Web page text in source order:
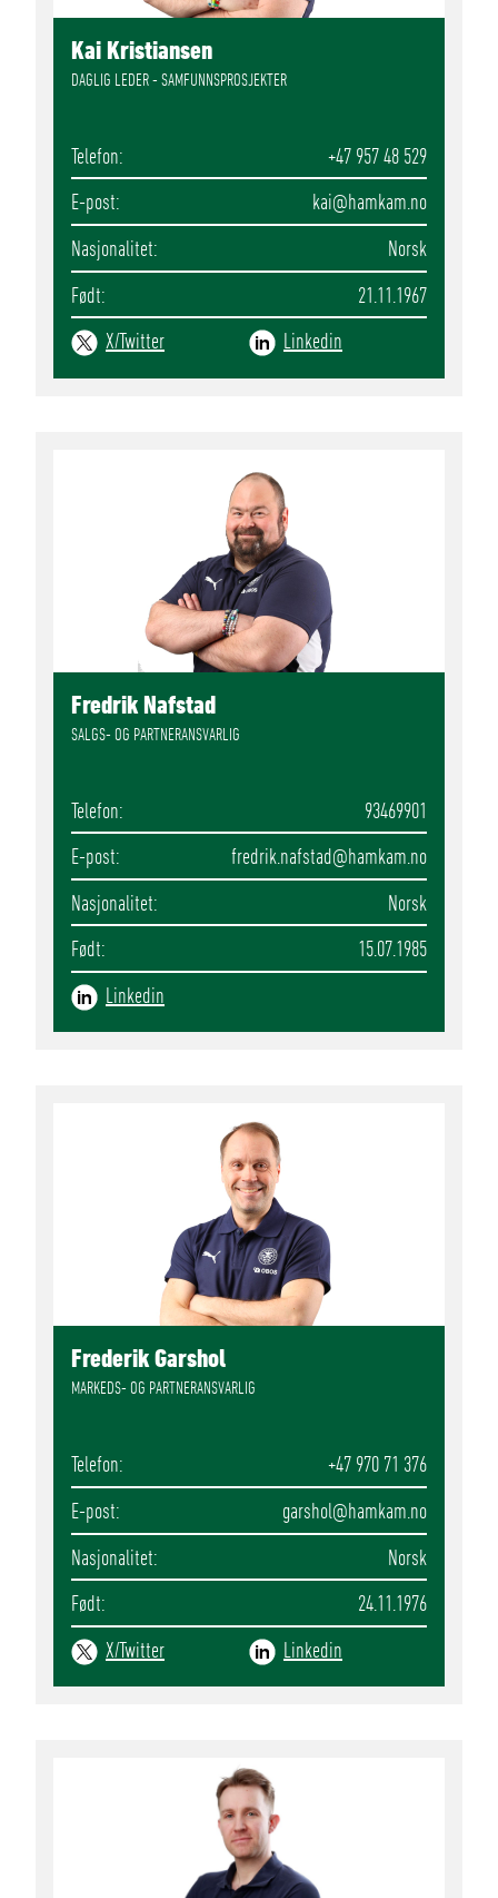
Kai Kristiansen
DAGLIG LEDER - SAMFUNNSPROSJEKTER
Telefon
+47 957 48 529
E-post
kai@hamkam.no
Nasjonalitet
Norsk
Født
21.11.1967
X/Twitter
Linkedin
Fredrik Nafstad
SALGS- OG PARTNERANSVARLIG
Telefon
93469901
E-post
fredrik.nafstad@hamkam.no
Nasjonalitet
Norsk
Født
15.07.1985
Linkedin
Frederik Garshol
MARKEDS- OG PARTNERANSVARLIG
Telefon
+47 970 71 376
E-post
garshol@hamkam.no
Nasjonalitet
Norsk
Født
24.11.1976
X/Twitter
Linkedin